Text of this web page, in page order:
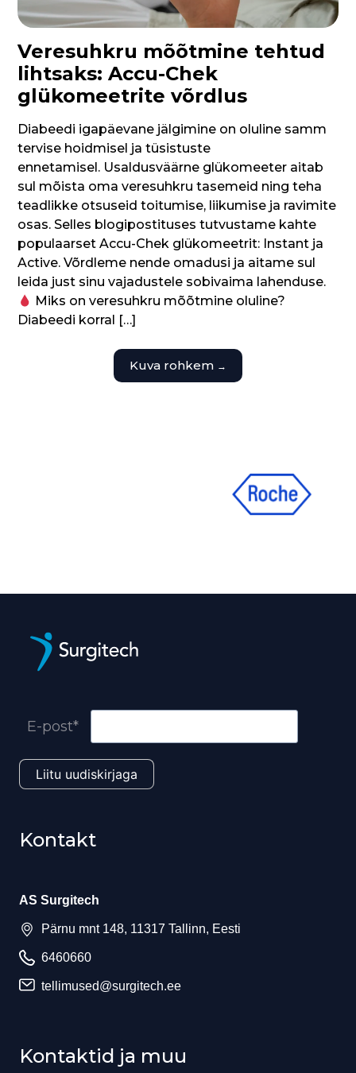
Veresuhkru mõõtmine tehtud
lihtsaks: Accu-Chek
glükomeetrite võrdlus
Diabeedi igapäevane jälgimine on oluline samm
tervise hoidmisel ja tüsistuste
ennetamisel. Usaldusväärne glükomeeter aitab
sul mõista oma veresuhkru tasemeid ning teha
teadlikke otsuseid toitumise, liikumise ja ravimite
osas. Selles blogipostituses tutvustame kahte
populaarset Accu-Chek glükomeetrit: Instant ja
Active. Võrdleme nende omadusi ja aitame sul
leida just sinu vajadustele sobivaima lahenduse.
Miks on veresuhkru mõõtmine oluline?
Diabeedi korral […]
Kuva rohkem →
E-post*
Kontakt
AS Surgitech
Pärnu mnt 148, 11317 Tallinn, Eesti
6460660
tellimused@surgitech.ee
Kontaktid ja muu